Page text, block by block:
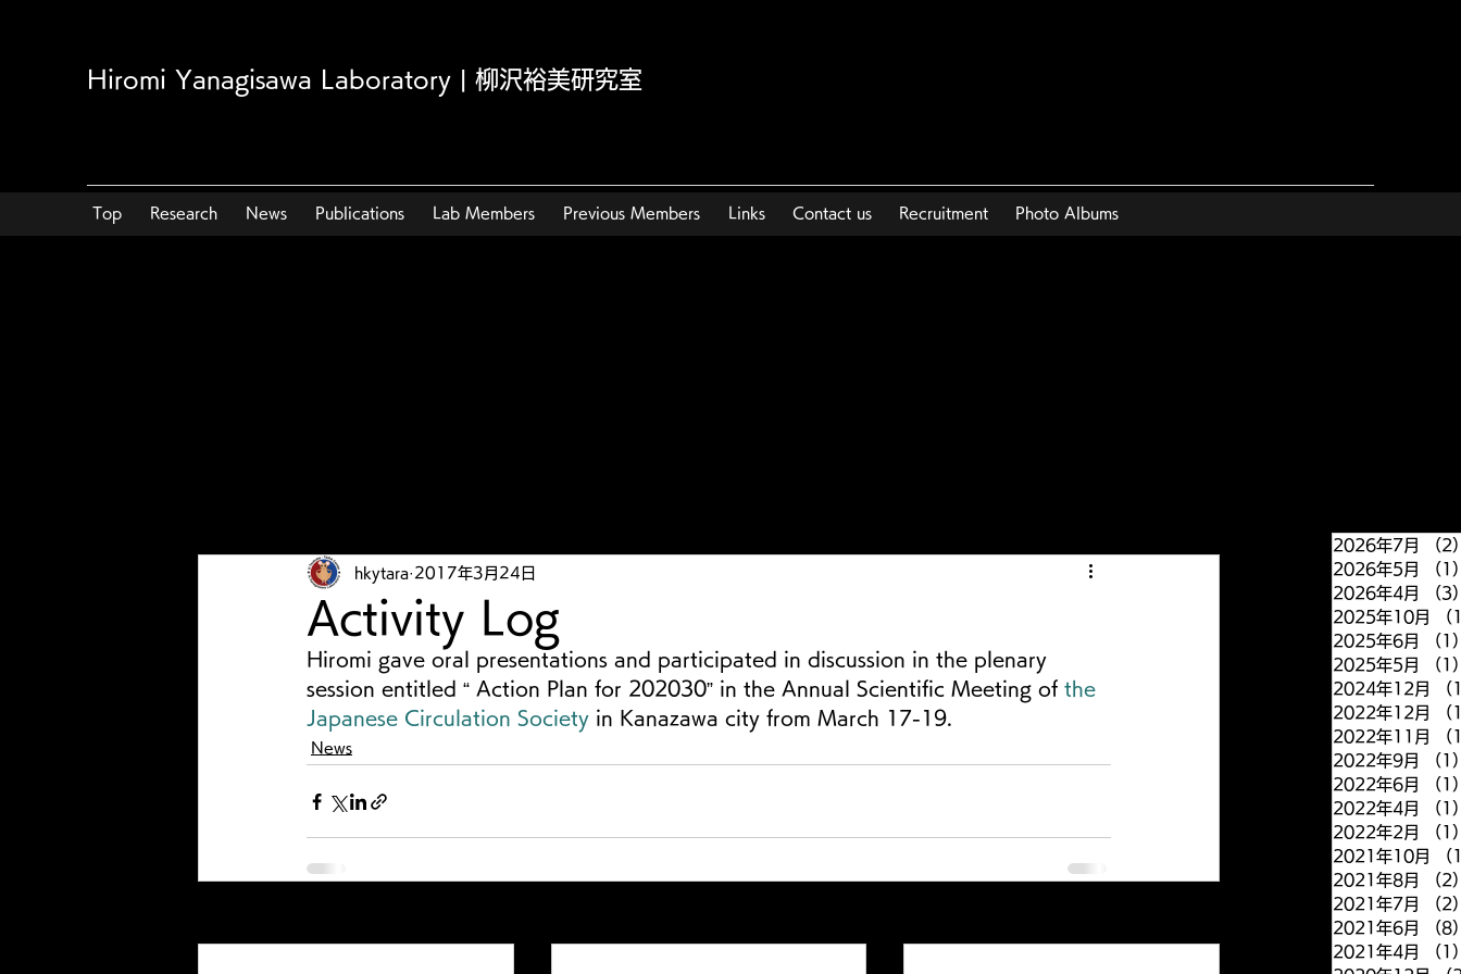
Hiromi Yanagisawa Laboratory | 柳沢裕美研究室
Top Research News Publications Lab Members Previous Members Links Contact us Recruitment Photo Albums
Activity Log
hkytara 2017年3月24日
Hiromi gave oral presentations and participated in discussion in the plenary
session entitled “ Action Plan for 202030” in the Annual Scientific Meeting of the
Japanese Circulation Society in Kanazawa city from March 17-19.
News
2026年7月
（2
2026年5月
（1
2026年4月
（3
2025年10月
（
2025年6月
（1
2025年5月
（1
2024年12月
（
2022年12月
（
2022年11月
（
2022年9月
（1
2022年6月
（1
2022年4月
（1
2022年2月
（1
2021年10月
（
2021年8月
（2
2021年7月
（2
2021年6月
（8
2021年4月
（1